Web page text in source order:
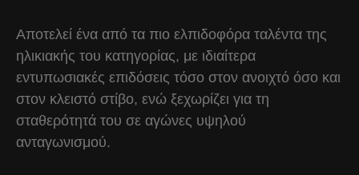
Αποτελεί ένα από τα πιο ελπιδοφόρα ταλέντα της
ηλικιακής του κατηγορίας, με ιδιαίτερα
εντυπωσιακές επιδόσεις τόσο στον ανοιχτό όσο και
στον κλειστό στίβο, ενώ ξεχωρίζει για τη
σταθερότητά του σε αγώνες υψηλού
ανταγωνισμού.